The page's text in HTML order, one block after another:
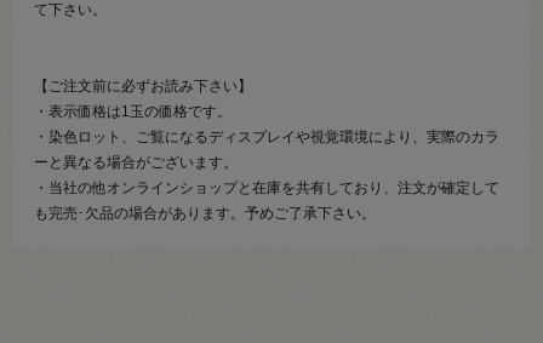
て下さい。
【ご注文前に必ずお読み下さい】
・表示価格は1玉の価格です。
・染色ロット、ご覧になるディスプレイや視覚環境により、実際のカラ
ーと異なる場合がございます。
・当社の他オンラインショップと在庫を共有しており、注文が確定して
も完売･欠品の場合があります。予めご了承下さい。